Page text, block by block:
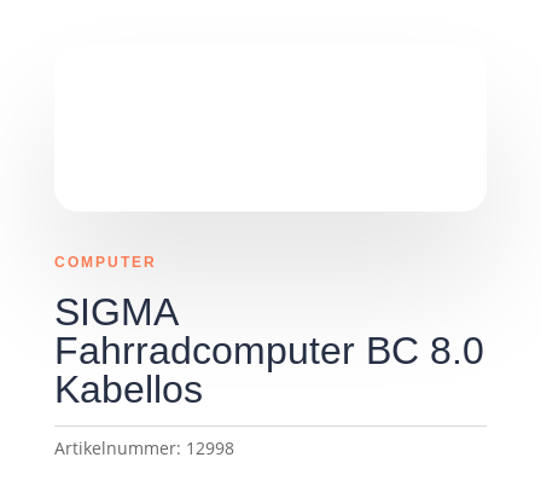
COMPUTER
SIGMA
Fahrradcomputer BC 8.0
Kabellos
Artikelnummer: 12998